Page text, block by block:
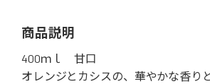
商品説明
400ｍｌ 甘口
オレンジとカシスの、華やかな香り